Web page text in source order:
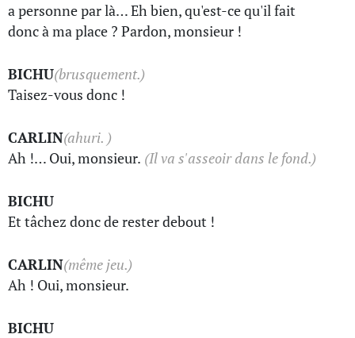
a personne par là… Eh bien, qu'est-ce qu'il fait
donc à ma place ? Pardon, monsieur !
BICHU(brusquement.)
Taisez-vous donc !
CARLIN(ahuri. )
Ah !… Oui, monsieur. (Il va s'asseoir dans le fond.)
BICHU
Et tâchez donc de rester debout !
CARLIN(même jeu.)
Ah ! Oui, monsieur.
BICHU